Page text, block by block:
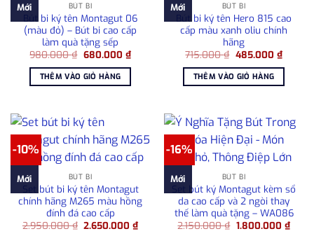
Mới BÚT BI
Bút bi ký tên Montagut 06
(màu đỏ) – Bút bi cao cấp
làm quà tặng sếp
980.000₫ Giá
là:
980.000 ₫.
680.000 ₫Giá
hiện
680.000 ₫.
THÊM VÀO GIỎ HÀNG
Mới BÚT BI
Bút bi ký tên Hero 815 cao
cấp màu xanh oliu chính
hãng
715.000₫ Giá
là:
715.000 ₫.
485.000 ₫Giá
hiện
tại
THÊM VÀO GIỎ HÀNG
-10%
Mới BÚT BI
Set bút bi ký tên Montagut
chính hãng M265 màu hồng
đính đá cao cấp
2.950.000₫ Giá
2.650.000₫Giá
-16%
Mới BÚT BI
Set bút ký Montagut kèm sổ
da cao cấp và 2 ngòi thay
thế làm quà tặng – WA086
2.150.000₫ Giá
1.800.000 ₫Giá